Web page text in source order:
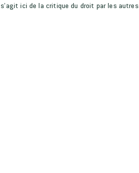
ici de la critique du droit par les autres